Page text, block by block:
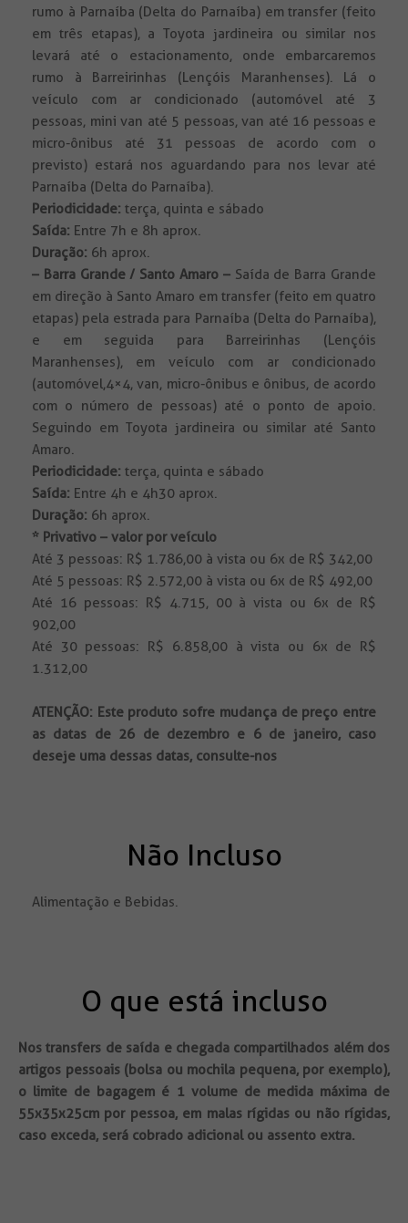
rumo à Parnaíba (Delta do Parnaíba) em transfer (feito
em três etapas), a Toyota jardineira ou similar nos
levará até o estacionamento, onde embarcaremos
rumo à Barreirinhas (Lençóis Maranhenses). Lá o
veículo com ar condicionado (automóvel até 3
pessoas, mini van até 5 pessoas, van até 16 pessoas e
micro-ônibus até 31 pessoas de acordo com o
previsto) estará nos aguardando para nos levar até
Parnaíba (Delta do Parnaíba).
Periodicidade: terça, quinta e sábado
Saída: Entre 7h e 8h aprox.
Duração: 6h aprox.
– Barra Grande / Santo Amaro – Saída de Barra Grande
em direção à Santo Amaro em transfer (feito em quatro
etapas) pela estrada para Parnaíba (Delta do Parnaíba),
e em seguida para Barreirinhas (Lençóis
Maranhenses), em veículo com ar condicionado
(automóvel,4×4, van, micro-ônibus e ônibus, de acordo
com o número de pessoas) até o ponto de apoio.
Seguindo em Toyota jardineira ou similar até Santo
Amaro.
Periodicidade: terça, quinta e sábado
Saída: Entre 4h e 4h30 aprox.
Duração: 6h aprox.
* Privativo – valor por veículo
Até 3 pessoas: R$ 1.786,00 à vista ou 6x de R$ 342,00
Até 5 pessoas: R$ 2.572,00 à vista ou 6x de R$ 492,00
Até 16 pessoas: R$ 4.715, 00 à vista ou 6x de R$
902,00
Até 30 pessoas: R$ 6.858,00 à vista ou 6x de R$
1.312,00
ATENÇÃO: Este produto sofre mudança de preço entre
as datas de 26 de dezembro e 6 de janeiro, caso
deseje uma dessas datas, consulte-nos
Não Incluso
Alimentação e Bebidas.
O que está incluso
Nos transfers de saída e chegada compartilhados além dos
artigos pessoais (bolsa ou mochila pequena, por exemplo),
o limite de bagagem é 1 volume de medida máxima de
55x35x25cm por pessoa, em malas rígidas ou não rígidas,
caso exceda, será cobrado adicional ou assento extra.